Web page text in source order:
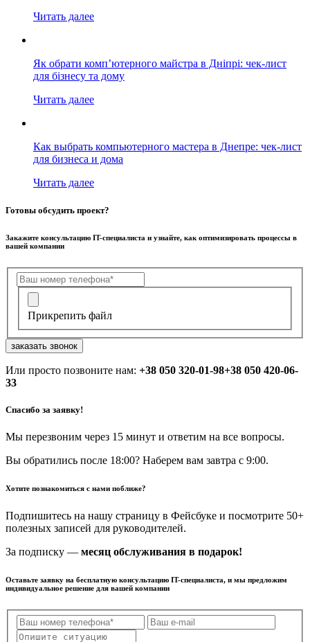
Читать далее
Як обрати комп’ютерного майстра в Дніпрі: чек-лист
для бізнесу та дому
Читать далее
Как выбрать компьютерного мастера в Днепре: чек-лист
для бизнеса и дома
Читать далее
Готовы обсудить проект?
Закажите консультацию IT-специалиста и узнайте, как оптимизировать процессы в
вашей компании
Прикрепить файл
заказать звонок
Или просто позвоните нам: +38 050 320-01-98+38 050 420-06-
33
Спасибо за заявку!
Мы перезвоним через 15 минут и ответим на все вопросы.
Вы обратились после 18:00? Наберем вам завтра с 9:00.
Хотите познакомиться с нами поближе?
Подпишитесь на нашу страницу в Фейсбуке и посмотрите 50+
полезных записей для руководителей.
За подписку — месяц обслуживания в подарок!
Оставьте заявку на бесплатную консультацию IT-специалиста, и мы предложим
индивидуальное решение для вашей компании